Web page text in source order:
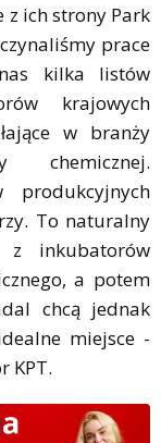
z ich strony Park
prace
kilka listów
krajowych
w branży
chemicznej.
produkcyjnych
To naturalny
inkubatorów
a potem
chcą jednak
miejsce -
KPT.